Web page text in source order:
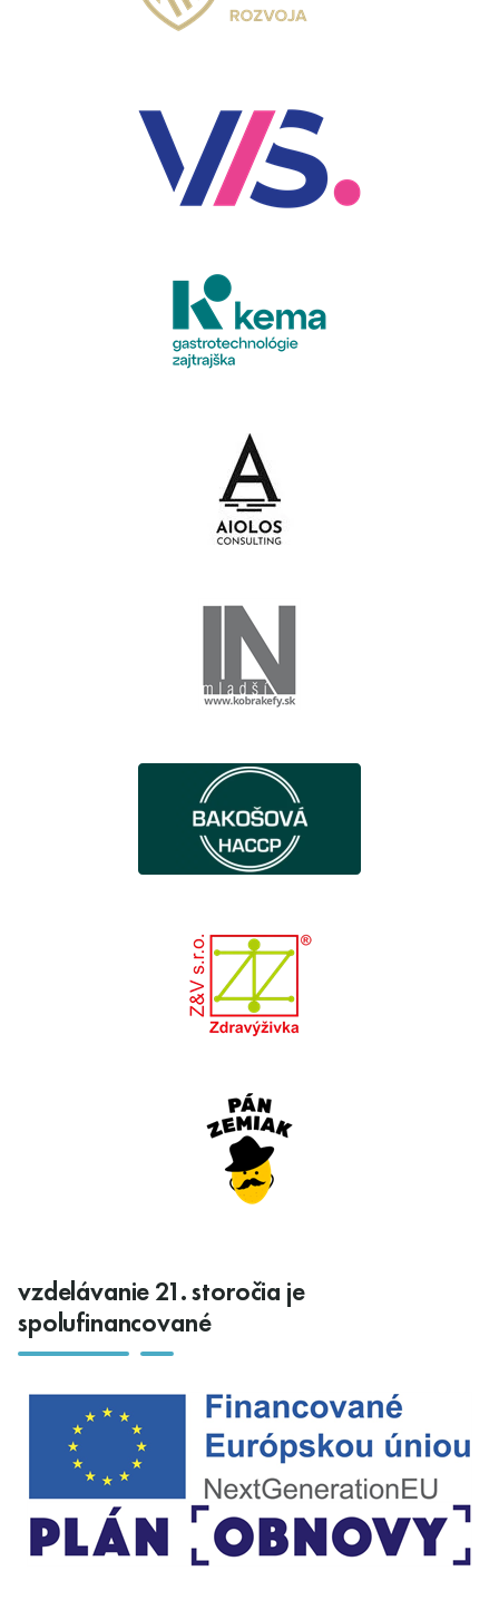
vzdelávanie 21. storočia je
spolufinancované